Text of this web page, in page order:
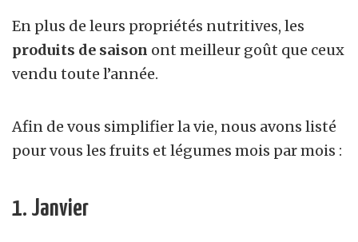
En plus de leurs propriétés nutritives, les
produits de saison ont meilleur goût que ceux
vendu toute l’année.
Afin de vous simplifier la vie, nous avons listé
pour vous les fruits et légumes mois par mois :
1. Janvier